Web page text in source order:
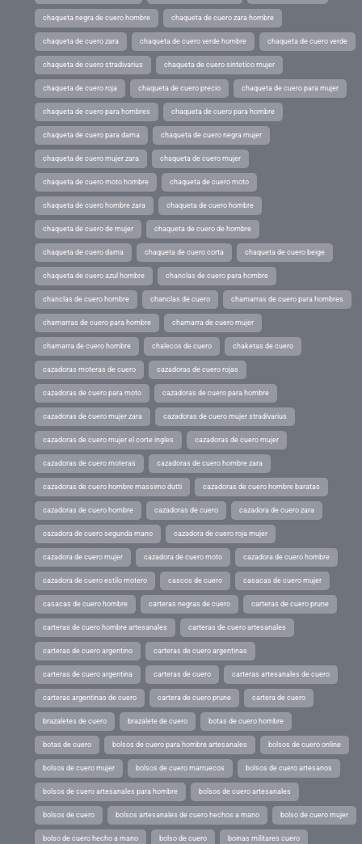
chaqueta negra de cuero hombre chaqueta de cuero zara hombre
chaqueta de cuero zara chaqueta de cuero verde hombre chaqueta de cuero verde
chaqueta de cuero stradivarius chaqueta de cuero sintetico mujer
chaqueta de cuero roja chaqueta de cuero precio chaqueta de cuero para mujer
chaqueta de cuero para hombres chaqueta de cuero para hombre
chaqueta de cuero para dama chaqueta de cuero negra mujer
chaqueta de cuero mujer zara chaqueta de cuero mujer
chaqueta de cuero moto hombre chaqueta de cuero moto
chaqueta de cuero hombre zara chaqueta de cuero hombre
chaqueta de cuero de mujer chaqueta de cuero de hombre
chaqueta de cuero dama chaqueta de cuero corta chaqueta de cuero beige
chaqueta de cuero azul hombre chanclas de cuero para hombre
chanclas de cuero hombre chanclas de cuero chamarras de cuero para hombres
chamarras de cuero para hombre chamarra de cuero mujer
chamarra de cuero hombre chalecos de cuero chaketas de cuero
cazadoras moteras de cuero cazadoras de cuero rojas
cazadoras de cuero para moto cazadoras de cuero para hombre
cazadoras de cuero mujer zara cazadoras de cuero mujer stradivarius
cazadoras de cuero mujer el corte ingles cazadoras de cuero mujer
cazadoras de cuero moteras cazadoras de cuero hombre zara
cazadoras de cuero hombre massimo dutti cazadoras de cuero hombre baratas
cazadoras de cuero hombre cazadoras de cuero cazadora de cuero zara
cazadora de cuero segunda mano cazadora de cuero roja mujer
cazadora de cuero mujer cazadora de cuero moto cazadora de cuero hombre
cazadora de cuero estilo motero cascos de cuero casacas de cuero mujer
casacas de cuero hombre carteras negras de cuero carteras de cuero prune
carteras de cuero hombre artesanales carteras de cuero artesanales
carteras de cuero argentino carteras de cuero argentinas
carteras de cuero argentina carteras de cuero carteras artesanales de cuero
carteras argentinas de cuero cartera de cuero prune cartera de cuero
brazaletes de cuero brazalete de cuero botas de cuero hombre
botas de cuero bolsos de cuero para hombre artesanales bolsos de cuero online
bolsos de cuero mujer bolsos de cuero marruecos bolsos de cuero artesanos
bolsos de cuero artesanales para hombre bolsos de cuero artesanales
bolsos de cuero bolsos artesanales de cuero hechos a mano bolso de cuero mujer
bolso de cuero hecho a mano bolso de cuero boinas militares cuero